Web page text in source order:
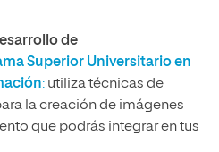
de
Superior Universitario en
: utiliza técnicas de
la creación de imágenes
que podrás integrar en tus